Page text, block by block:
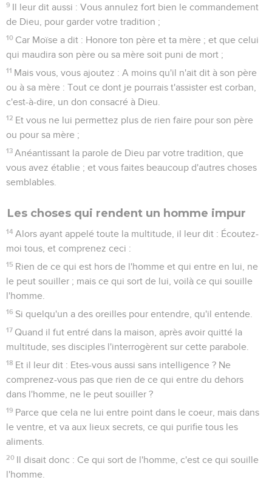
9 Il leur dit aussi : Vous annulez fort bien le commandement
de Dieu, pour garder votre tradition ;
10 Car Moïse a dit : Honore ton père et ta mère ; et que celui
qui maudira son père ou sa mère soit puni de mort ;
11 Mais vous, vous ajoutez : A moins qu'il n'ait dit à son père
ou à sa mère : Tout ce dont je pourrais t'assister est corban,
c'est-à-dire, un don consacré à Dieu.
12 Et vous ne lui permettez plus de rien faire pour son père
ou pour sa mère ;
13 Anéantissant la parole de Dieu par votre tradition, que
vous avez établie ; et vous faites beaucoup d'autres choses
semblables.
Les choses qui rendent un homme impur
14 Alors ayant appelé toute la multitude, il leur dit : Écoutez-
moi tous, et comprenez ceci :
15 Rien de ce qui est hors de l'homme et qui entre en lui, ne
le peut souiller ; mais ce qui sort de lui, voilà ce qui souille
l'homme.
16 Si quelqu'un a des oreilles pour entendre, qu'il entende.
17 Quand il fut entré dans la maison, après avoir quitté la
multitude, ses disciples l'interrogèrent sur cette parabole.
18 Et il leur dit : Etes-vous aussi sans intelligence ? Ne
comprenez-vous pas que rien de ce qui entre du dehors
dans l'homme, ne le peut souiller ?
19 Parce que cela ne lui entre point dans le coeur, mais dans
le ventre, et va aux lieux secrets, ce qui purifie tous les
aliments.
20 Il disait donc : Ce qui sort de l'homme, c'est ce qui souille
l'homme.